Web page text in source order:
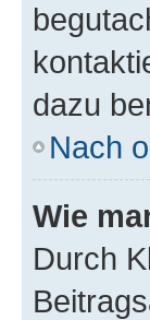
dazu
Nach
Wie
Durch